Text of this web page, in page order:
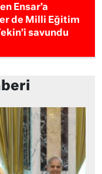
Ensar’a
de Milli Eğitim
savundu